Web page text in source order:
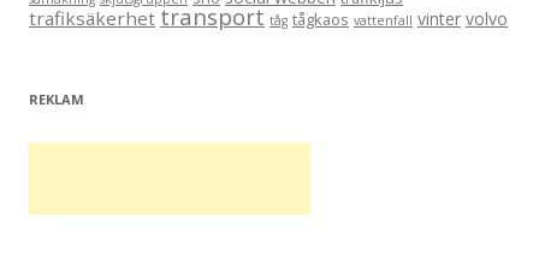
trafiksäkerhet transport tåg tågkaos vattenfall vinter volvo
REKLAM